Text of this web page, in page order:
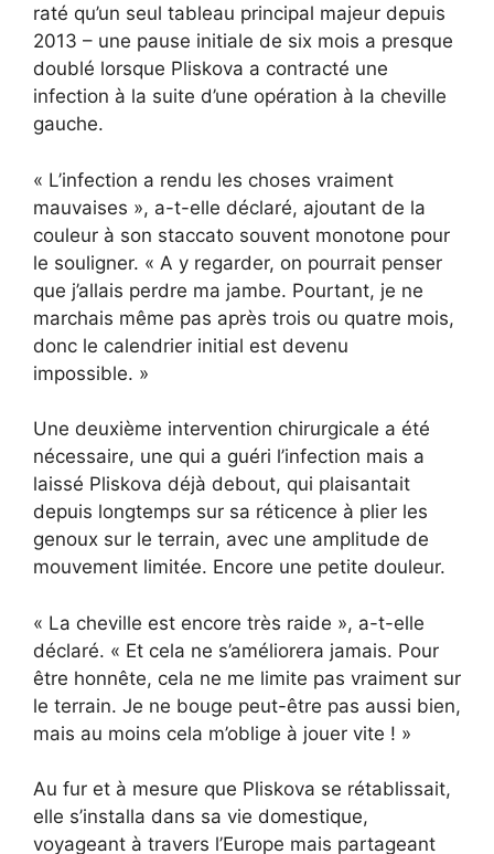
raté qu’un seul tableau principal majeur depuis
2013 – une pause initiale de six mois a presque
doublé lorsque Pliskova a contracté une
infection à la suite d’une opération à la cheville
gauche.
« L’infection a rendu les choses vraiment
mauvaises », a-t-elle déclaré, ajoutant de la
couleur à son staccato souvent monotone pour
le souligner. « A y regarder, on pourrait penser
que j’allais perdre ma jambe. Pourtant, je ne
marchais même pas après trois ou quatre mois,
donc le calendrier initial est devenu
impossible. »
Une deuxième intervention chirurgicale a été
nécessaire, une qui a guéri l’infection mais a
laissé Pliskova déjà debout, qui plaisantait
depuis longtemps sur sa réticence à plier les
genoux sur le terrain, avec une amplitude de
mouvement limitée. Encore une petite douleur.
« La cheville est encore très raide », a-t-elle
déclaré. « Et cela ne s’améliorera jamais. Pour
être honnête, cela ne me limite pas vraiment sur
le terrain. Je ne bouge peut-être pas aussi bien,
mais au moins cela m’oblige à jouer vite ! »
Au fur et à mesure que Pliskova se rétablissait,
elle s’installa dans sa vie domestique,
voyageant à travers l’Europe mais partageant